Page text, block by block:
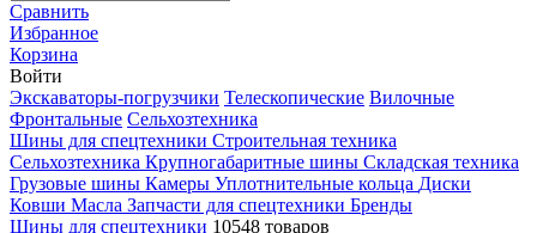
Сравнить
Избранное
Корзина
Войти
Экскаваторы-погрузчики Телескопические Вилочные
Фронтальные Сельхозтехника
Шины для спецтехники Строительная техника
Сельхозтехника Крупногабаритные шины Складская техника
Грузовые шины Камеры Уплотнительные кольца Диски
Ковши Масла Запчасти для спецтехники Бренды
Шины для спецтехники 10548 товаров